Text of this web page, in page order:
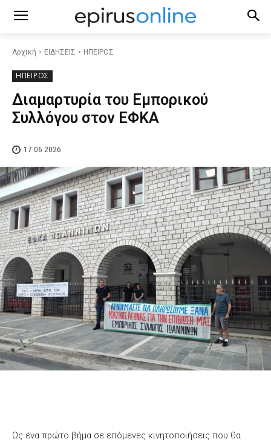
Αρχική ΕΙΔΗΣΕΙΣ ΗΠΕΙΡΟΣ
ΗΠΕΙΡΟΣ
Διαμαρτυρία του Εμπορικού
Συλλόγου στον ΕΦΚΑ
17.06.2026
Ως ένα πρώτο βήμα σε επόμενες κινητοποιήσεις που θα